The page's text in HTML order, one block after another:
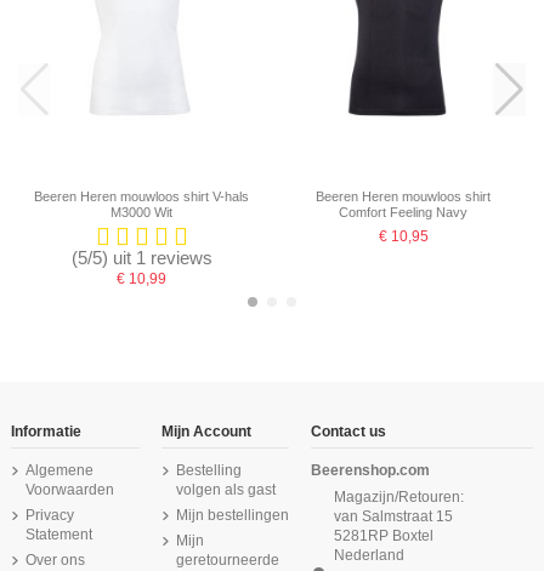
Beeren Heren mouwloos shirt V-hals
M3000 Wit
(5/5) uit 1 reviews
€ 10,99
Beeren Heren mouwloos shirt
Comfort Feeling Navy
€ 10,95
Informatie
Algemene
Voorwaarden
Privacy
Statement
Over ons
Mijn Account
Bestelling
volgen als gast
Mijn bestellingen
Mijn
geretourneerde
Contact us
Beerenshop.com
Magazijn/Retouren:
van Salmstraat 15
5281RP Boxtel
Nederland